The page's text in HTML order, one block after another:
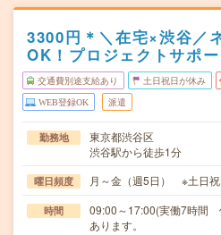
3300円＊＼在宅×渋谷／
OK！プロジェクトサポ
交通費別途支給あり 土日祝日が休み
WEB登録OK 派遣
勤務地
東京都渋谷区
渋谷駅から徒歩1分
曜日頻度 月～金（週5日） ※土日
時間
09:00～17:00(実働7時間
あります。